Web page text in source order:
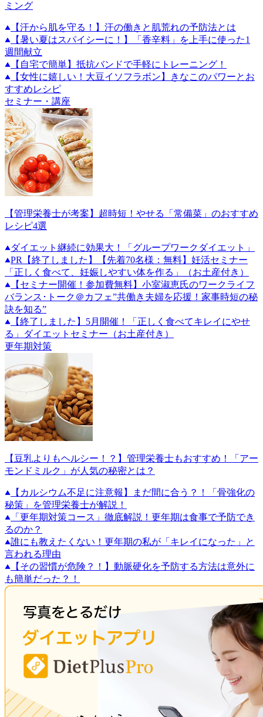
ミング
【汗から肌を守る！】汗の働きと肌荒れの予防法とは
【暑い夏はスパイシーに！】「香辛料」を上手に使った1
週間献立
【自宅で簡単】抵抗バンドで手軽にトレーニング！
【女性に嬉しい！大豆イソフラボン】きなこのパワーとお
すすめレシピ
セミナー・講座
【管理栄養士が考案】超時短！やせる「常備菜」のおすすめ
レシピ4選
ダイエット継続に効果大！「グループワークダイエット」
PR
【終了しました】【先着70名様：無料】妊活セミナー
「正しく食べて、妊娠しやすい体を作る」（お土産付き）
【セミナー開催！参加費無料】小室淑恵氏のワークライフ
バランス･トーク＠カフェ”共働き夫婦を応援！家事時短の秘
訣を知る”
【終了しました】5月開催！「正しく食べてキレイにやせ
る」ダイエットセミナー（お土産付き）
更年期対策
【豆乳よりもヘルシー！？】管理栄養士もおすすめ！「アー
モンドミルク」が人気の秘密とは？
【カルシウム不足に注意報】まだ間に合う？！「骨強化の
秘策」を管理栄養士が解説！
「更年期対策コース」徹底解説！更年期は食事で予防でき
るのか？
誰にも教えたくない！更年期の私が「キレイになった」と
言われる理由
【その習慣が危険？！】動脈硬化を予防する方法は意外に
も簡単だった？！